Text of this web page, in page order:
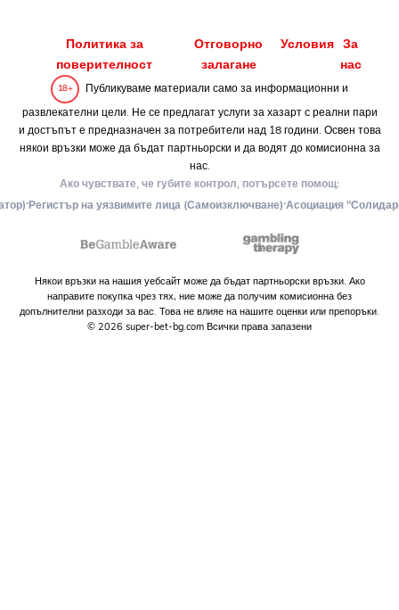
Политика за
поверителност
Отговорно
залагане
Условия За
нас
18+
Публикуваме материали само за информационни и
развлекателни цели. Не се предлагат услуги за хазарт с реални пари
и достъпът е предназначен за потребители над 18 години. Освен това
някои връзки може да бъдат партньорски и да водят до комисионна за
нас.
Ако чувствате, че губите контрол, потърсете помощ:
·Регистър на уязвимите лица (Самоизключване)·Асоциация
Някои връзки на нашия уебсайт може да бъдат партньорски връзки. Ако
направите покупка чрез тях, ние може да получим комисионна без
допълнителни разходи за вас. Това не влияе на нашите оценки или препоръки.
© 2026 super-bet-bg.com Всички права запазени